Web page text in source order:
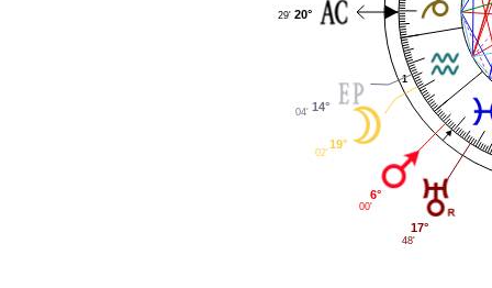
1
20°
29'
14°
04'
19°
02'
6°
00'
17°
48'